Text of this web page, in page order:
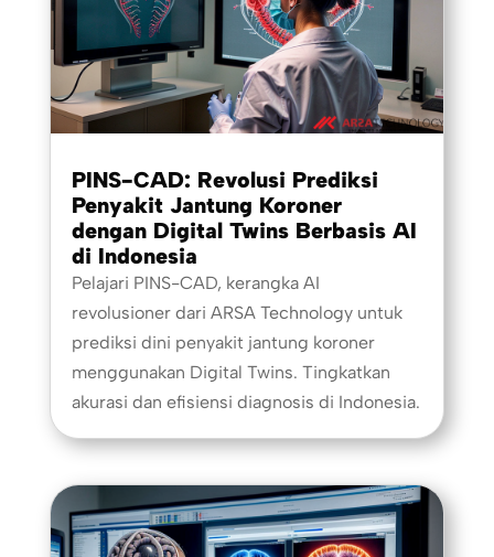
PINS-CAD: Revolusi Prediksi
Penyakit Jantung Koroner
dengan Digital Twins Berbasis AI
di Indonesia
Pelajari PINS-CAD, kerangka AI
revolusioner dari ARSA Technology untuk
prediksi dini penyakit jantung koroner
menggunakan Digital Twins. Tingkatkan
akurasi dan efisiensi diagnosis di Indonesia.